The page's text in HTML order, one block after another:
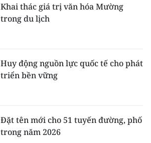
Khai thác giá trị văn hóa Mường
trong du lịch
Huy động nguồn lực quốc tế cho phát
triển bền vững
Đặt tên mới cho 51 tuyến đường, phố
trong năm 2026